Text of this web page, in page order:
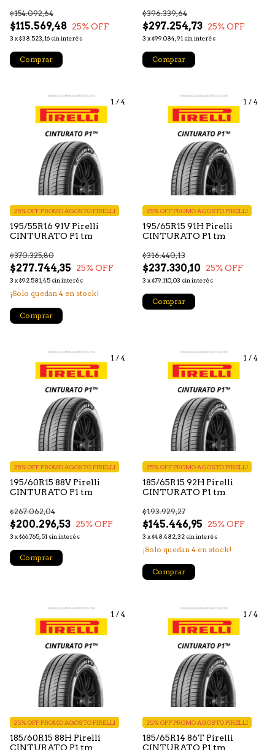
$115.569,48
$154.092,64
25% OFF
3 x$38.523,16sin interés
Comprar
$297.254,73
$396.339,64
25% OFF
3 x$99.084,91 sin interés
Comprar
1 / 4
195/55R16 91V Pirelli
CINTURATO P1 tm
$277.744,35
$370.325,80
25% OFF
3 x$92.581,45sin interés
25% OFF PROMO AGOSTO PIRELLI
¡Solo quedan 4 en stock!
Comprar
1 / 4
195/65R15 91H Pirelli
CINTURATO P1 tm
$237.330,10
$316.440,13
25% OFF
3 x$79.110,03 sin interés
25% OFF PROMO AGOSTO PIRELLI
Comprar
1 / 4
195/60R15 88V Pirelli
CINTURATO P1 tm
$200.296,53
$267.062,04
25% OFF
3 x$66.765,51 sin interés
25% OFF PROMO AGOSTO PIRELLI
Comprar
1 / 4
185/65R15 92H Pirelli
CINTURATO P1 tm
$145.446,95
$193.929,27
25% OFF
3 x$48.482,32sin interés
25% OFF PROMO AGOSTO PIRELLI
¡Solo quedan 4 en stock!
Comprar
1 / 4
185/60R15 88H Pirelli
CINTURATO P1 tm
25% OFF PROMO AGOSTO PIRELLI
1 / 4
185/65R14 86T Pirelli
CINTURATO P1 tm
25% OFF PROMO AGOSTO PIRELLI